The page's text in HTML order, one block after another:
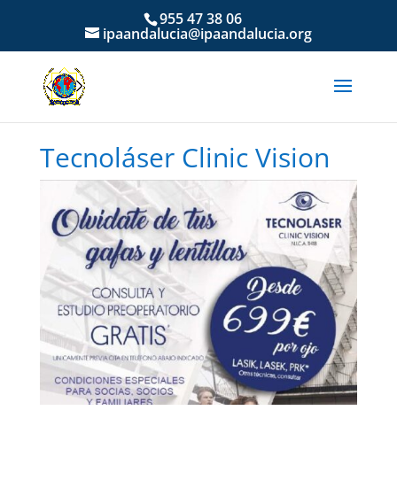
955 47 38 06
ipaandalucia@ipaandalucia.org
Tecnoláser Clinic Vision